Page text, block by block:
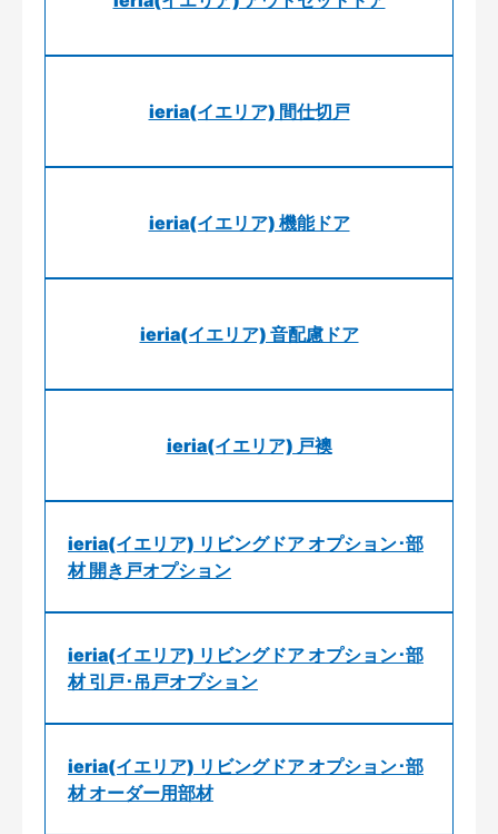
ieria(イエリア) 間仕切戸
ieria(イエリア) 機能ドア
ieria(イエリア) 音配慮ドア
ieria(イエリア) 戸襖
ieria(イエリア) リビングドア オプション･部
材 開き戸オプション
ieria(イエリア) リビングドア オプション･部
材 引戸･吊戸オプション
ieria(イエリア) リビングドア オプション･部
材 オーダー用部材